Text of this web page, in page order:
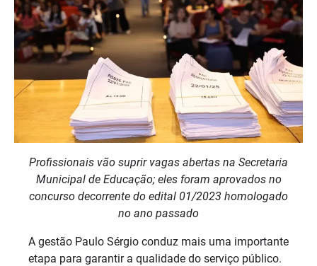
Profissionais vão suprir vagas abertas na Secretaria
Municipal de Educação; eles foram aprovados no
concurso decorrente do edital 01/2023 homologado
no ano passado
A gestão Paulo Sérgio conduz mais uma importante
etapa para garantir a qualidade do serviço público.